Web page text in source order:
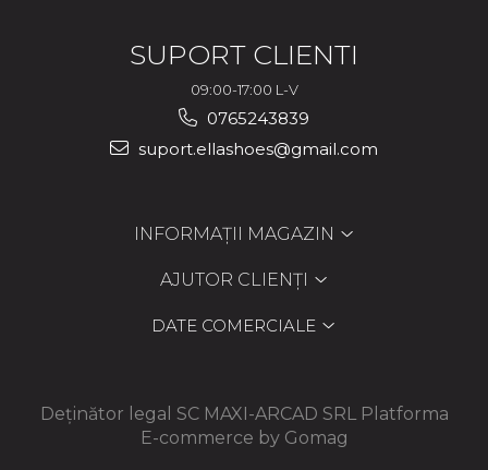
SUPORT CLIENTI
09:00-17:00 L-V
0765243839
suport.ellashoes@gmail.com
INFORMAȚII MAGAZIN
AJUTOR CLIENȚI
DATE COMERCIALE
Deținător legal SC MAXI-ARCAD SRL
Platforma
E-commerce by Gomag